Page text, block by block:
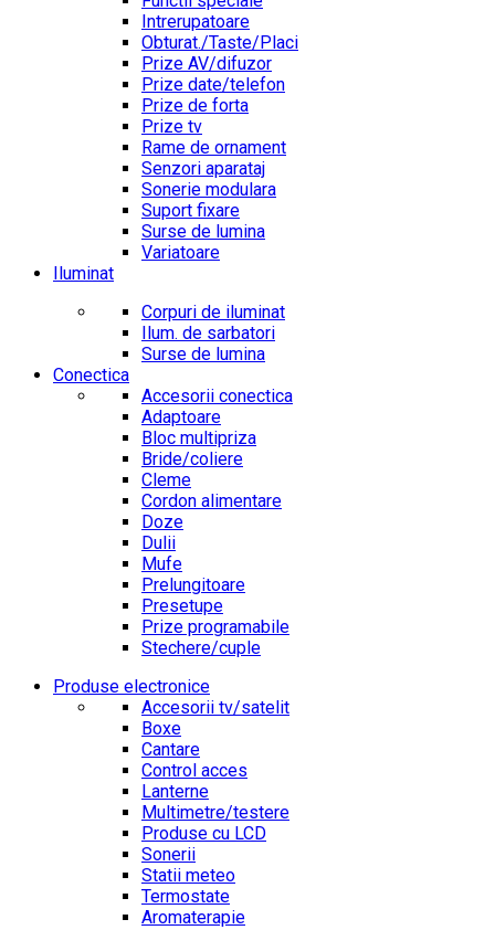
Intrerupatoare
Obturat./Taste/Placi
Prize AV/difuzor
Prize date/telefon
Prize de forta
Prize tv
Rame de ornament
Senzori aparataj
Sonerie modulara
Suport fixare
Surse de lumina
Variatoare
Iluminat
Corpuri de iluminat
Ilum. de sarbatori
Surse de lumina
Conectica
Accesorii conectica
Adaptoare
Bloc multipriza
Bride/coliere
Cleme
Cordon alimentare
Doze
Dulii
Mufe
Prelungitoare
Presetupe
Prize programabile
Stechere/cuple
Produse electronice
Accesorii tv/satelit
Boxe
Cantare
Control acces
Lanterne
Multimetre/testere
Produse cu LCD
Sonerii
Statii meteo
Termostate
Aromaterapie